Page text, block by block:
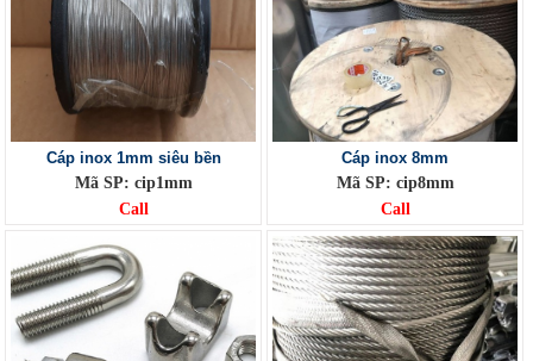
Cáp inox 1mm siêu bền
Mã SP: cip1mm
Call
Cáp inox 8mm
Mã SP: cip8mm
Call